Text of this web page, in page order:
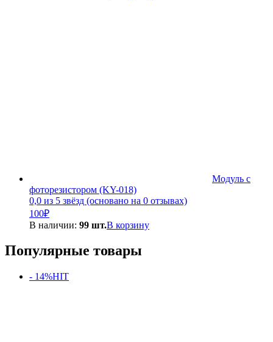
Модуль с
фоторезистором (KY-018)
0,0 из 5 звёзд (основано на 0 отзывах)
100₽
В наличии: 99 шт.В корзину
Популярные товары
- 14%HIT